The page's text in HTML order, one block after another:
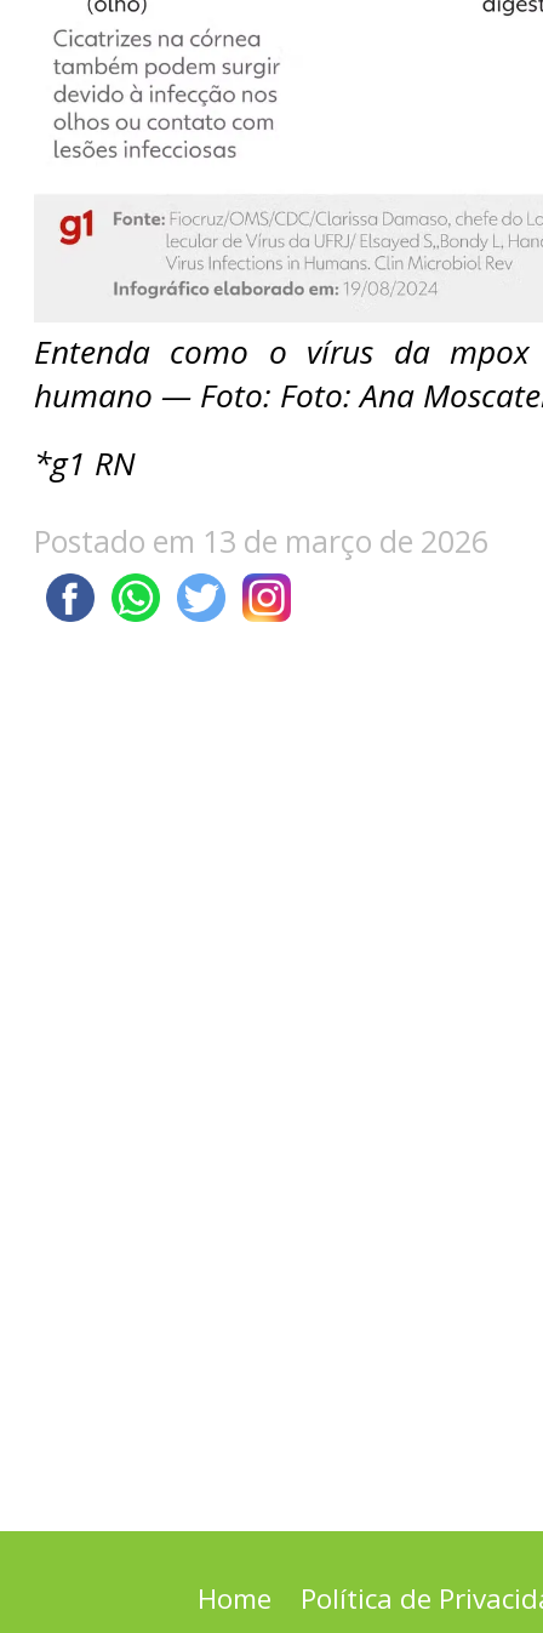
Entenda como o vírus da
humano — Foto: Foto: Ana
*g1 RN
Postado em 13 de março de 2026
Home Política de